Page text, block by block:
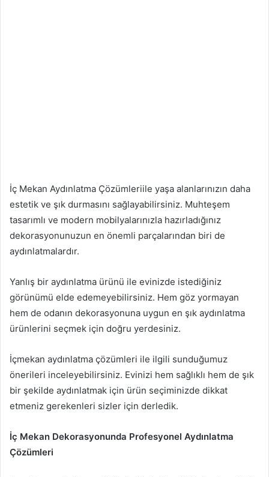
İç Mekan Aydınlatma Çözümleriile yaşa alanlarınızın daha
estetik ve şık durmasını sağlayabilirsiniz. Muhteşem
tasarımlı ve modern mobilyalarınızla hazırladığınız
dekorasyonunuzun en önemli parçalarından biri de
aydınlatmalardır.
Yanlış bir aydınlatma ürünü ile evinizde istediğiniz
görünümü elde edemeyebilirsiniz. Hem göz yormayan
hem de odanın dekorasyonuna uygun en şık aydınlatma
ürünlerini seçmek için doğru yerdesiniz.
İçmekan aydınlatma çözümleri ile ilgili sunduğumuz
önerileri inceleyebilirsiniz. Evinizi hem sağlıklı hem de şık
bir şekilde aydınlatmak için ürün seçiminizde dikkat
etmeniz gerekenleri sizler için derledik.
İç Mekan Dekorasyonunda Profesyonel Aydınlatma
Çözümleri